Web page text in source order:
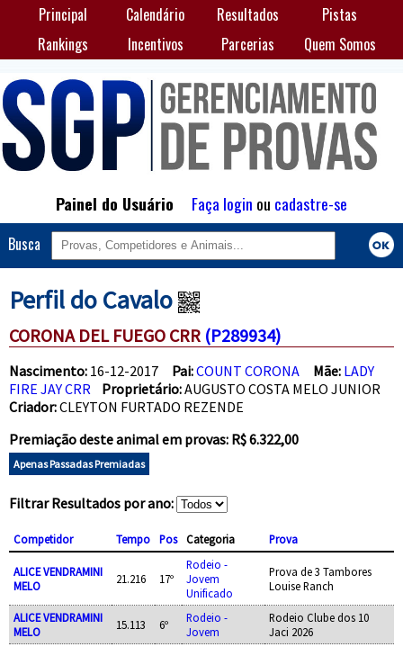
Principal Calendário Resultados
Pistas
Rankings
Incentivos Parcerias Quem Somos
Painel do Usuário Faça login ou cadastre-se
Busca
Perfil do Cavalo
CORONA DEL FUEGO CRR (P289934)
Nascimento: 16-12-2017 Pai:COUNT CORONA Mãe: LADY
FIRE JAY CRR
Proprietário:AUGUSTO COSTA MELO JUNIOR
Criador:CLEYTON FURTADO REZENDE
Premiação deste animal em provas: R$ 6.322,00
Apenas Passadas Premiadas
Filtrar Resultados por ano:
Competidor Tempo Pos Categoria Prova
ALICE VENDRAMINI
MELO
21.216 17º
Rodeio -
Jovem
Unificado
Prova de 3 Tambores
Louise Ranch
ALICE VENDRAMINI
MELO
15.113 6º
Rodeio -
Jovem
Rodeio Clube dos 10
Jaci 2026